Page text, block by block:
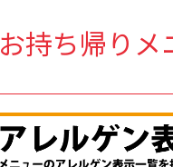
お持ち帰りメ